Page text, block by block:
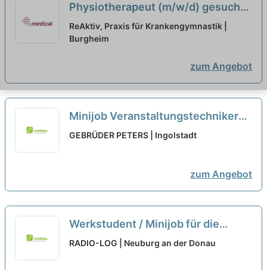
Physiotherapeut (m/w/d) gesucht –
Vollzeit, Teilzeit oder Minijob neu
ReAktiv, Praxis für Krankengymnastik |
Burgheim
zum Angebot
Minijob Veranstaltungstechniker
Gebäudemanagement (m/w/d)
GEBRÜDER PETERS | Ingolstadt
zum Angebot
Werkstudent / Minijob für die
Radiologie (m/w/d) neu
RADIO-LOG | Neuburg an der Donau